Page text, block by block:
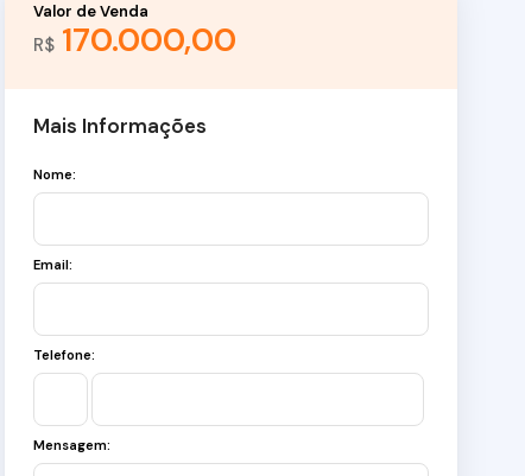
R$170.000,00
Valor de Venda
Mais Informações
Nome:
Email:
Telefone:
Mensagem: